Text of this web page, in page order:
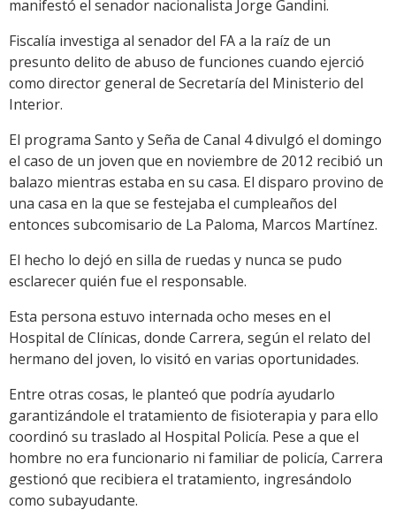
manifestó el senador nacionalista Jorge Gandini.
Fiscalía investiga al senador del FA a la raíz de un
presunto delito de abuso de funciones cuando ejerció
como director general de Secretaría del Ministerio del
Interior.
El programa Santo y Seña de Canal 4 divulgó el domingo
el caso de un joven que en noviembre de 2012 recibió un
balazo mientras estaba en su casa. El disparo provino de
una casa en la que se festejaba el cumpleaños del
entonces subcomisario de La Paloma, Marcos Martínez.
El hecho lo dejó en silla de ruedas y nunca se pudo
esclarecer quién fue el responsable.
Esta persona estuvo internada ocho meses en el
Hospital de Clínicas, donde Carrera, según el relato del
hermano del joven, lo visitó en varias oportunidades.
Entre otras cosas, le planteó que podría ayudarlo
garantizándole el tratamiento de fisioterapia y para ello
coordinó su traslado al Hospital Policía. Pese a que el
hombre no era funcionario ni familiar de policía, Carrera
gestionó que recibiera el tratamiento, ingresándolo
como subayudante.